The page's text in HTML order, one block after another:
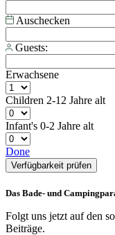
Auschecken
Guests:
Erwachsene
Children 2-12 Jahre alt
Infant's 0-2 Jahre alt
Done
Verfügbarkeit prüfen
Das Bade- und
Folgt uns jetzt auf den
Beiträge.